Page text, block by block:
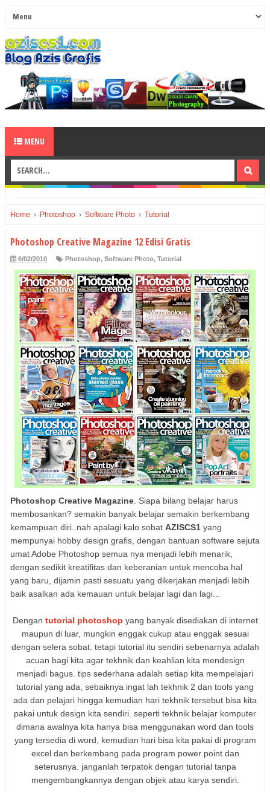
MENU
Home › Photoshop › Software Photo › Tutorial
Photoshop Creative Magazine 12 Edisi Gratis
6/02/2010 Photoshop, Software Photo, Tutorial
Photoshop Creative Magazine . Siapa bilang belajar harus
membosankan? semakin banyak belajar semakin berkembang
kemampuan diri..nah apalagi kalo sobat AZISCS1 yang
mempunyai hobby design grafis, dengan bantuan software sejuta
umat Adobe Photoshop semua nya menjadi lebih menarik,
dengan sedikit kreatifitas dan keberanian untuk mencoba hal
yang baru, dijamin pasti sesuatu yang dikerjakan menjadi lebih
baik asalkan ada kemauan untuk belajar lagi dan lagi...
Dengan tutorial photoshop yang banyak disediakan di internet
maupun di luar, mungkin enggak cukup atau enggak sesuai
dengan selera sobat. tetapi tutorial itu sendiri sebenarnya adalah
acuan bagi kita agar tekhnik dan keahlian kita mendesign
menjadi bagus. tips sederhana adalah setiap kita mempelajari
tutorial yang ada, sebaiknya ingat lah tekhnik 2 dan tools yang
ada dan pelajari hingga kemudian hari tekhnik tersebut bisa kita
pakai untuk design kita sendiri. seperti tekhnik belajar komputer
dimana awalnya kita hanya bisa menggunakan word dan tools
yang tersedia di word, kemudian hari bisa kita pakai di program
excel dan berkembang pada program power point dan
seterusnya. janganlah terpatok dengan tutorial tanpa
mengembangkannya dengan objek atau karya sendiri.